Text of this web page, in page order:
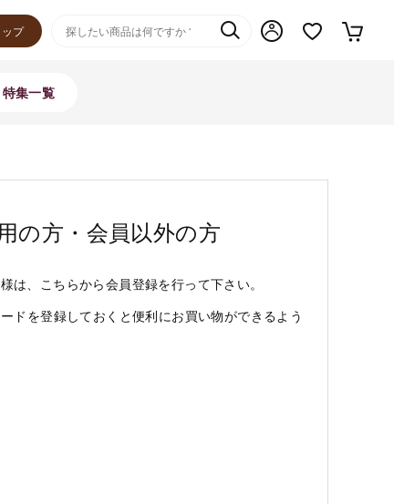
プ
特集一覧
の方・会員以外の方
は、こちらから会員登録を行って下さい。
ドを登録しておくと便利にお買い物ができるよう